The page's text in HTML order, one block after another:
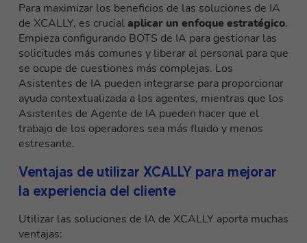
Para maximizar los beneficios de las soluciones de IA
de XCALLY, es crucialaplicar un enfoque estratégico.
Empieza configurando BOTS de IA para gestionar las
solicitudes más comunes y liberar al personal para que
se ocupe de cuestiones más complejas. Los
Asistentes de IA pueden integrarse para proporcionar
ayuda contextualizada a los agentes, mientras que los
Asistentes de Agente de IA pueden hacer que el
trabajo de los operadores sea más fluido y menos
estresante.
Ventajas de utilizar XCALLY para mejorar
la experiencia del cliente
Utilizar las soluciones de IA de XCALLY aporta muchas
ventajas: